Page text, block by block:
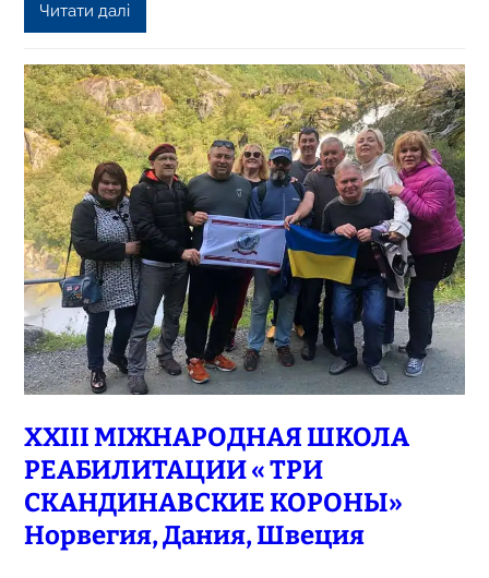
Читати далі
ХХІІІ МІЖНАРОДНАЯ ШКОЛА
РЕАБИЛИТАЦИИ « ТРИ
СКАНДИНАВСКИЕ КОРОНЫ»
Норвегия, Дания, Швеция